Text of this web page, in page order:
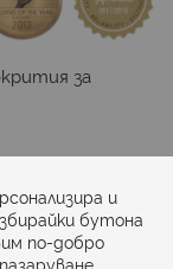
за
и
бутона
по-добро